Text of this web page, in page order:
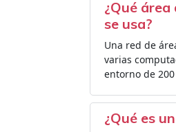
¿Qué
se usa?
Una red de
varias
entorno de
¿Qué es